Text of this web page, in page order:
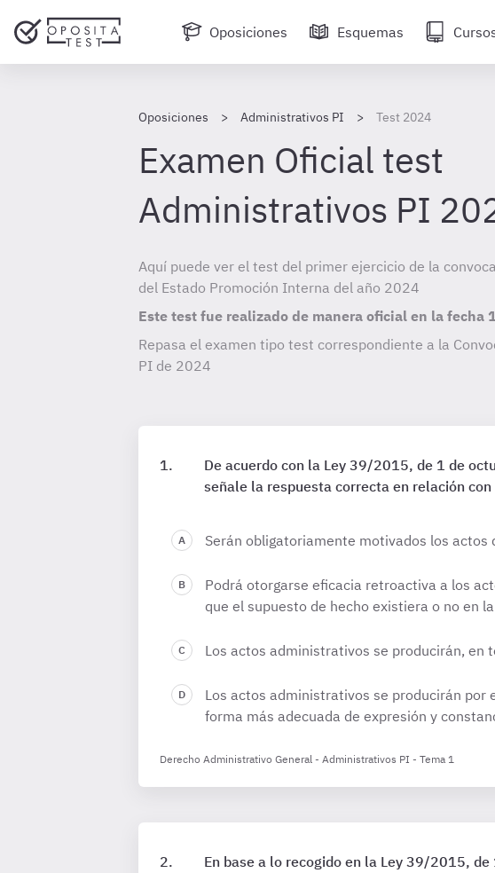
Oposiciones Esquemas
Oposiciones Administrativos PI Test 2024
Examen Oficial test
Administrativos PI
Aquí puede ver el test del primer ejercicio de la
del Estado Promoción Interna del año 2024
Este test fue realizado de manera oficial en la fecha
Repasa el examen tipo test correspondiente a la
PI de 2024
De acuerdo con la Ley 39/2015, de 1 de
señale la respuesta correcta en relación
Serán obligatoriamente motivados los
Podrá otorgarse eficacia retroactiva a los
que el supuesto de hecho existiera o no en
Los actos administrativos se producirán, en
Los actos administrativos se producirán por
forma más adecuada de expresión y
Derecho Administrativo General - Administrativos PI - Tema 1
En base a lo recogido en la Ley 39/2015,